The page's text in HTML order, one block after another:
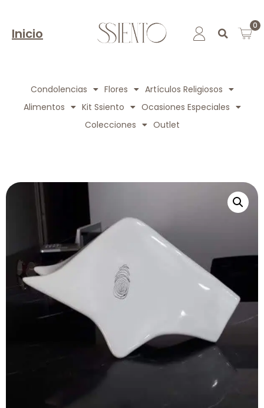
Inicio
0
Condolencias Flores
Artículos Religiosos
Alimentos
Kit Ssiento
Ocasiones Especiales
Colecciones
Outlet